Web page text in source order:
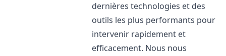
dernières technologies et des
outils les plus performants pour
intervenir rapidement et
efficacement. Nous nous